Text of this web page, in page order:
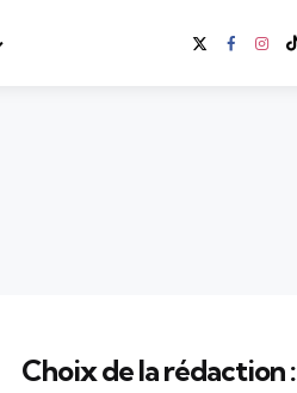
Choix de la rédaction :